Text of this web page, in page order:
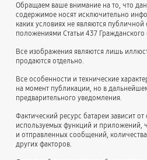
Обращаем ваше внимание на то, что
содержимое носят исключительно
каких условиях не являются
положениями Статьи 437 Гражданского
Все изображения являются лишь
продаются отдельно.
Все особенности и технические
на момент публикации, но в
предварительного уведомления.
Фактический ресурс батареи зависит
используемых функций и приложений,
и отправленных сообщений,
других факторов.